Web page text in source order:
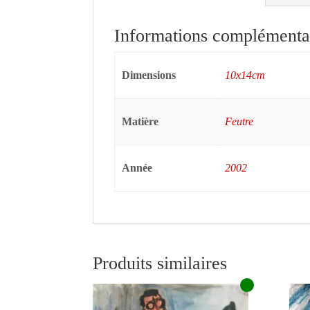
Informations
Dimensions 10x14cm
Matière Feutre
Année 2002
Produits similaires